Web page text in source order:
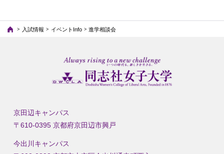
入試情報 イベントInfo 進学相談会
京田辺キャンパス
〒610-0395 京都府京田辺市興戸
今出川キャンパス